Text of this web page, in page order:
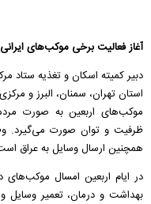
آغاز فعالیت برخی موکب‌های
دبیر کمیته اسکان و تغذیه ستاد
استان تهران، سمنان، البرز و
موکب‌های اربعین به صورت
ظرفیت و توان صورت می‌گیرد.
همچنین ارسال وسایل به عراق
در ایام اربعین امسال موکب‌های
بهداشت و درمان، تعمیر وسایل